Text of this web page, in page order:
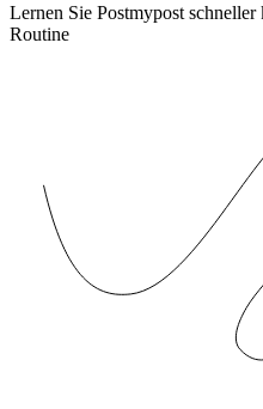
Lernen Sie Postmypost
Routine